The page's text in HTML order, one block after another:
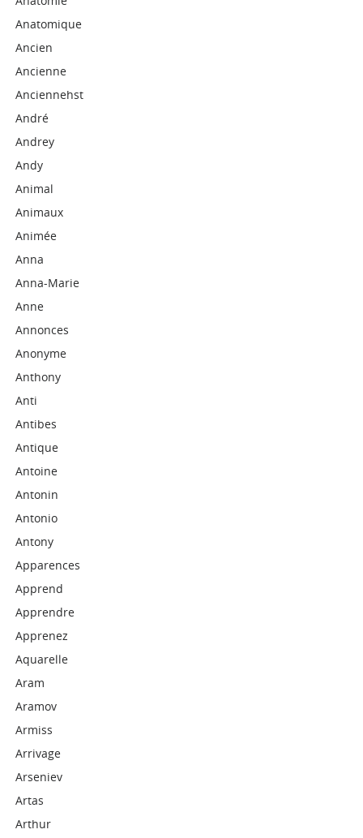
Anatomique
Ancien
Ancienne
Anciennehst
André
Andrey
Andy
Animal
Animaux
Animée
Anna
Anna-Marie
Anne
Annonces
Anonyme
Anthony
Anti
Antibes
Antique
Antoine
Antonin
Antonio
Antony
Apparences
Apprend
Apprendre
Apprenez
Aquarelle
Aram
Aramov
Armiss
Arrivage
Arseniev
Artas
Arthur